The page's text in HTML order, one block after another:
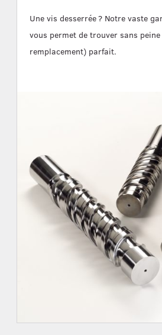
Une vis desserrée ? Notre vaste
vous permet de trouver sans peine
remplacement) parfait.